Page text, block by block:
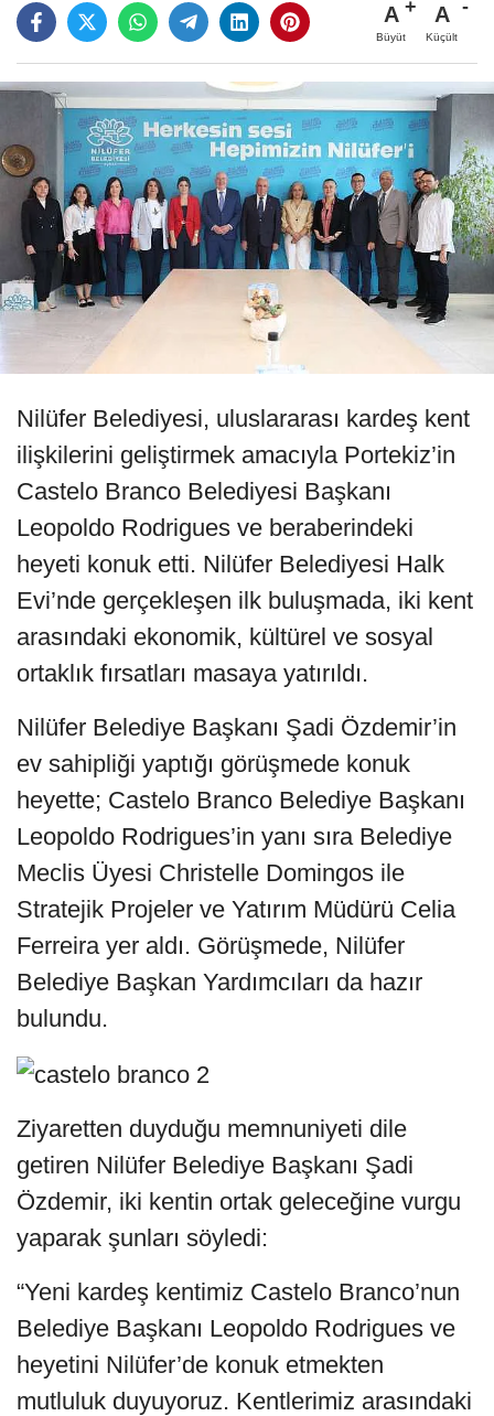
A
Büyüt
A
Küçült
Nilüfer Belediyesi, uluslararası kardeş kent
ilişkilerini geliştirmek amacıyla Portekiz’in
Castelo Branco Belediyesi Başkanı
Leopoldo Rodrigues ve beraberindeki
heyeti konuk etti. Nilüfer Belediyesi Halk
Evi’nde gerçekleşen ilk buluşmada, iki kent
arasındaki ekonomik, kültürel ve sosyal
ortaklık fırsatları masaya yatırıldı.
Nilüfer Belediye Başkanı Şadi Özdemir’in
ev sahipliği yaptığı görüşmede konuk
heyette; Castelo Branco Belediye Başkanı
Leopoldo Rodrigues’in yanı sıra Belediye
Meclis Üyesi Christelle Domingos ile
Stratejik Projeler ve Yatırım Müdürü Celia
Ferreira yer aldı. Görüşmede, Nilüfer
Belediye Başkan Yardımcıları da hazır
bulundu.
Ziyaretten duyduğu memnuniyeti dile
getiren Nilüfer Belediye Başkanı Şadi
Özdemir, iki kentin ortak geleceğine vurgu
yaparak şunları söyledi:
“Yeni kardeş kentimiz Castelo Branco’nun
Belediye Başkanı Leopoldo Rodrigues ve
heyetini Nilüfer’de konuk etmekten
mutluluk duyuyoruz. Kentlerimiz arasındaki